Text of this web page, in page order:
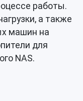
работы.
а также
машин на
для
NAS.